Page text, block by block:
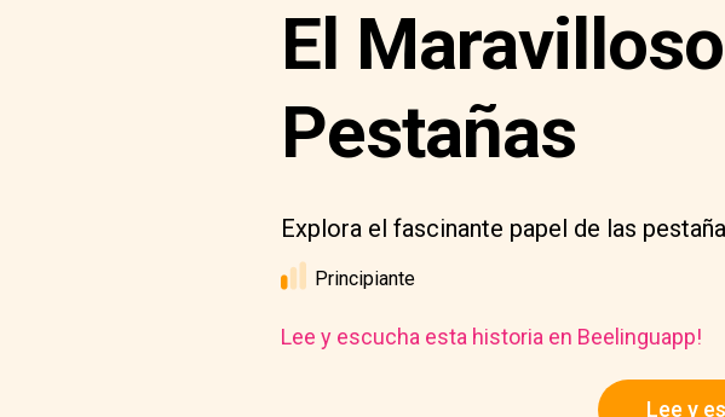
El
Pestañas
Explora el fascinante papel de las
Principiante
Lee y escucha esta historia en Beelinguapp!
Lee y